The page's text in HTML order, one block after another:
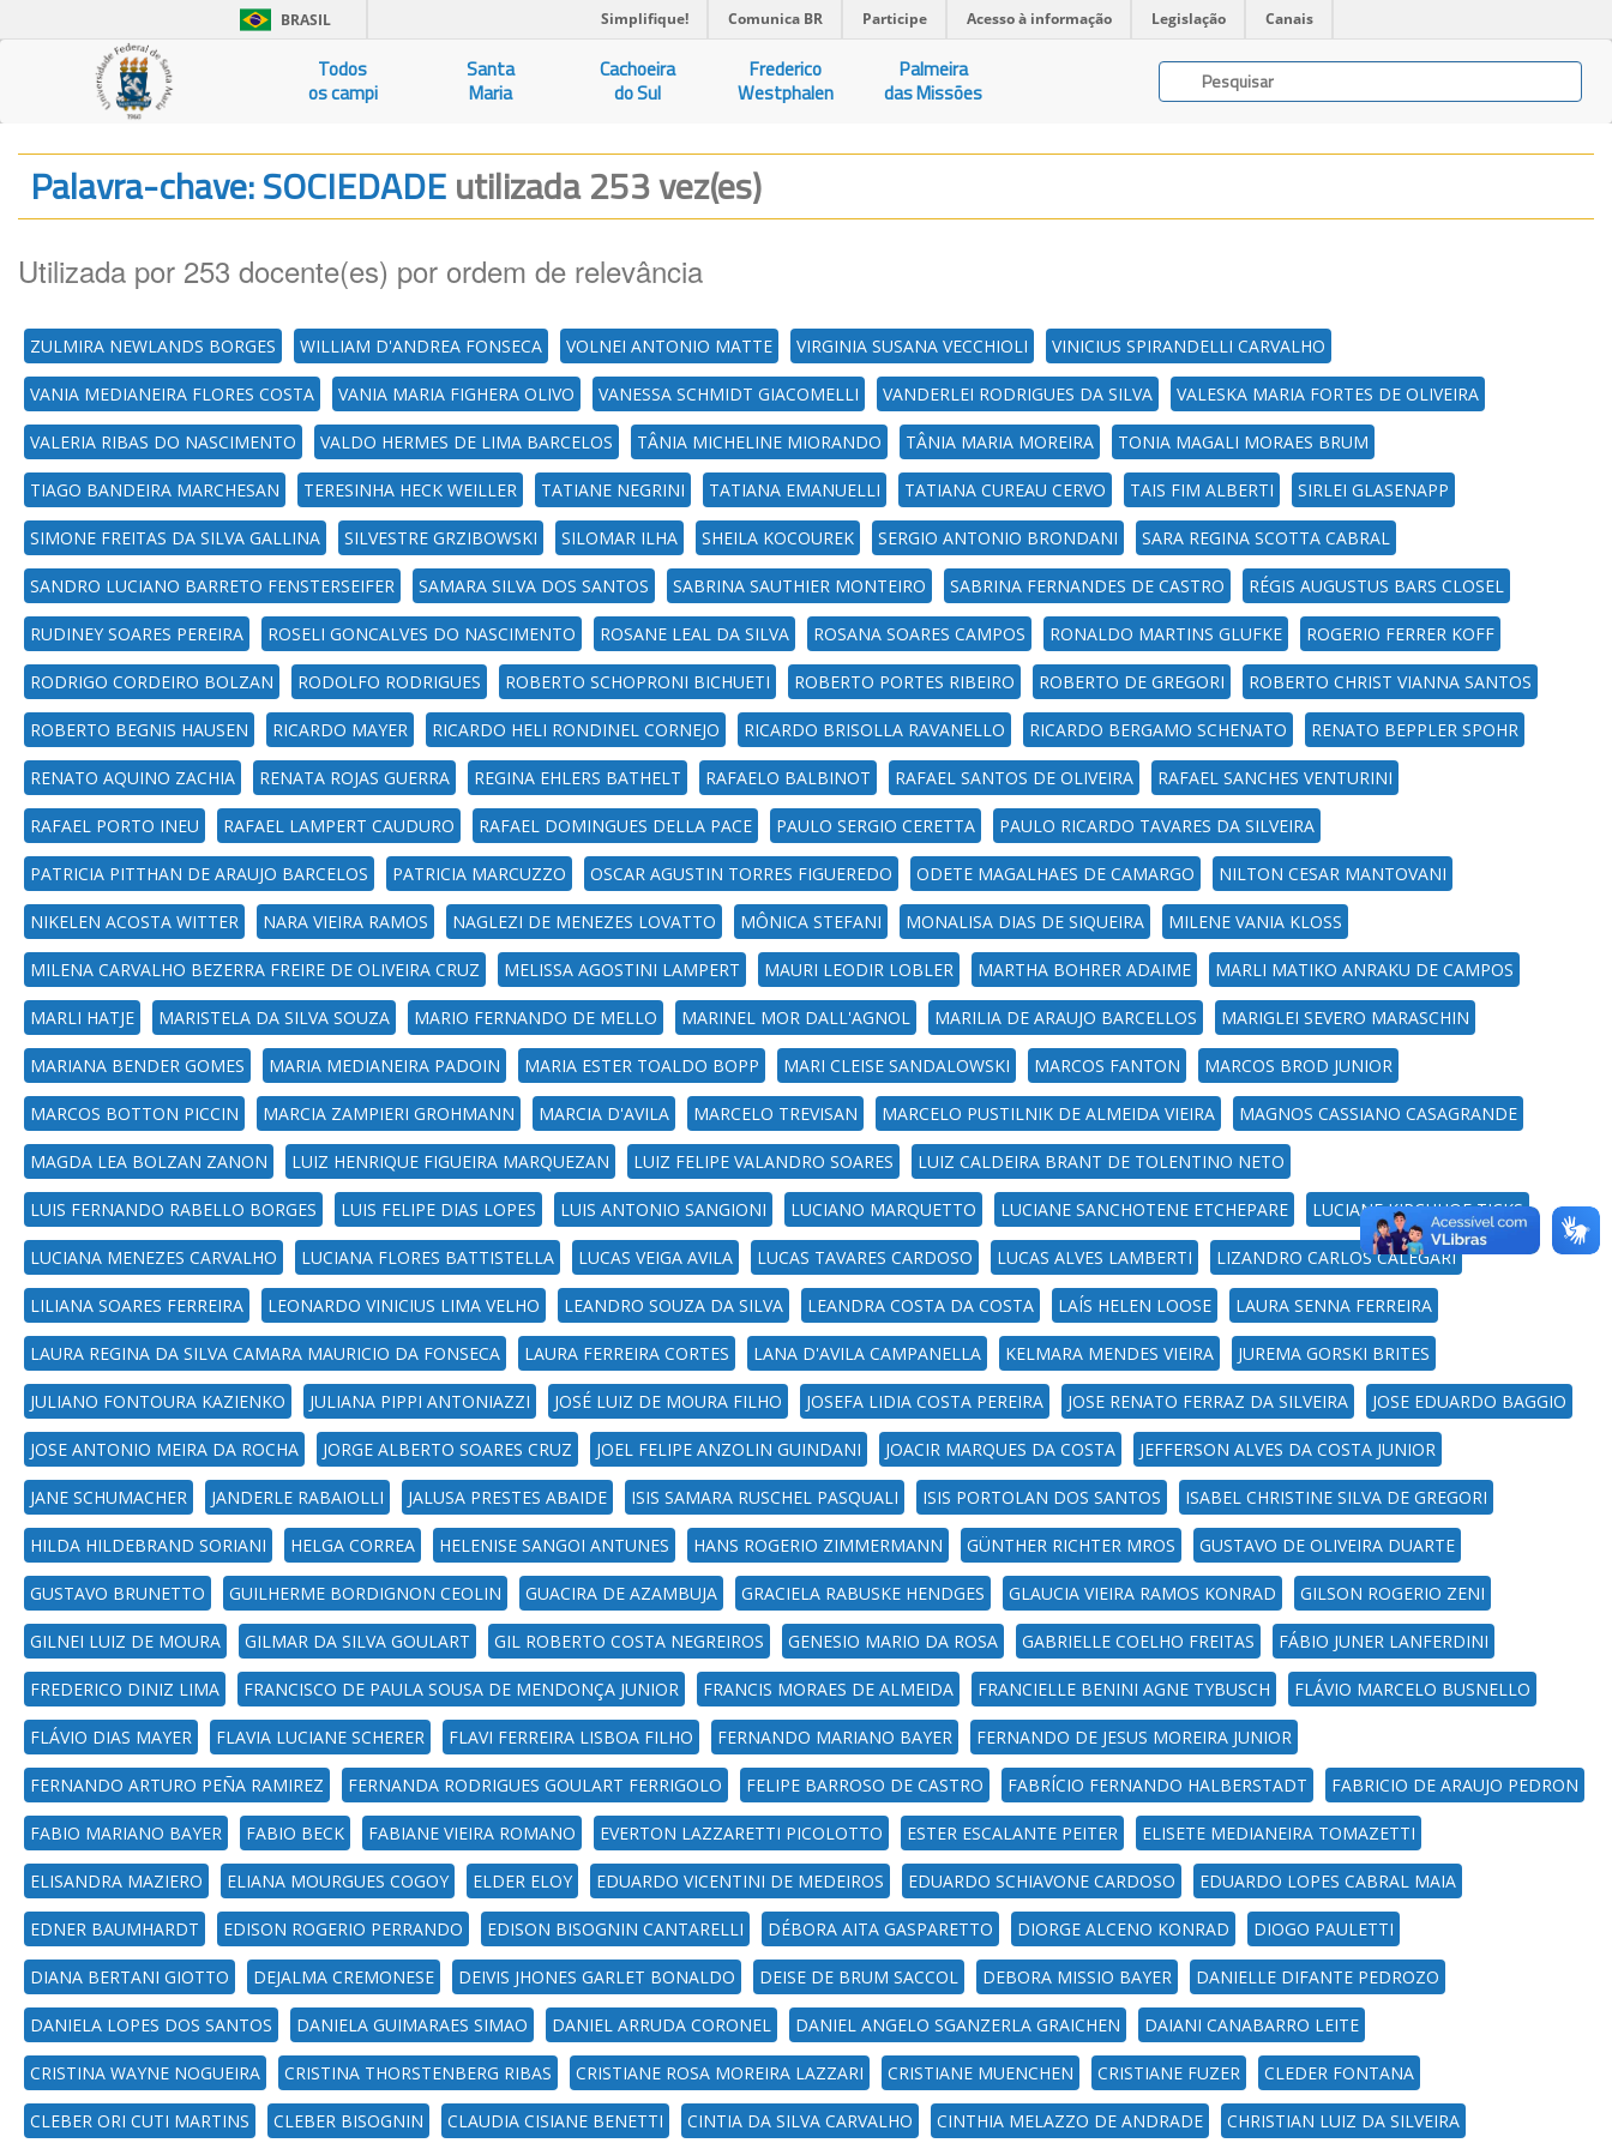
BRASIL Simplifique! Comunica BR Participe Acesso à informação Legislação Canais
Todos
os campi
Santa
Maria
Cachoeira
do Sul
Frederico
Westphalen
Palmeira
das Missões
Palavra-chave: SOCIEDADEutilizada 253 vez(es)
Utilizada por 253 docente(es) por ordem de relevância
ZULMIRA NEWLANDS BORGES WILLIAM D'ANDREA FONSECA VOLNEI ANTONIO MATTE VIRGINIA SUSANA VECCHIOLI VINICIUS SPIRANDELLI CARVALHO
VANIA MEDIANEIRA FLORES COSTA VANIA MARIA FIGHERA OLIVO VANESSA SCHMIDT GIACOMELLI VANDERLEI RODRIGUES DA SILVA VALESKA MARIA FORTES DE OLIVEIRA
VALERIA RIBAS DO NASCIMENTO VALDO HERMES DE LIMA BARCELOS TÂNIA MICHELINE MIORANDO TÂNIA MARIA MOREIRA TONIA MAGALI MORAES BRUM
TIAGO BANDEIRA MARCHESAN TERESINHA HECK WEILLER TATIANE NEGRINI TATIANA EMANUELLI TATIANA CUREAU CERVO TAIS FIM ALBERTI SIRLEI GLASENAPP
SIMONE FREITAS DA SILVA GALLINA SILVESTRE GRZIBOWSKI SILOMAR ILHA SHEILA KOCOUREK SERGIO ANTONIO BRONDANI SARA REGINA SCOTTA CABRAL
SANDRO LUCIANO BARRETO FENSTERSEIFER SAMARA SILVA DOS SANTOS SABRINA SAUTHIER MONTEIRO SABRINA FERNANDES DE CASTRO RÉGIS AUGUSTUS BARS CLOSEL
RUDINEY SOARES PEREIRA ROSELI GONCALVES DO NASCIMENTO ROSANE LEAL DA SILVA ROSANA SOARES CAMPOS RONALDO MARTINS GLUFKE ROGERIO FERRER KOFF
RODRIGO CORDEIRO BOLZAN RODOLFO RODRIGUES ROBERTO SCHOPRONI BICHUETI ROBERTO PORTES RIBEIRO ROBERTO DE GREGORI ROBERTO CHRIST VIANNA SANTOS
ROBERTO BEGNIS HAUSEN RICARDO MAYER RICARDO HELI RONDINEL CORNEJO RICARDO BRISOLLA RAVANELLO RICARDO BERGAMO SCHENATO RENATO BEPPLER SPOHR
RENATO AQUINO ZACHIA RENATA ROJAS GUERRA REGINA EHLERS BATHELT RAFAELO BALBINOT RAFAEL SANTOS DE OLIVEIRA RAFAEL SANCHES VENTURINI
RAFAEL PORTO INEU RAFAEL LAMPERT CAUDURO RAFAEL DOMINGUES DELLA PACE PAULO SERGIO CERETTA PAULO RICARDO TAVARES DA SILVEIRA
PATRICIA PITTHAN DE ARAUJO BARCELOS PATRICIA MARCUZZO OSCAR AGUSTIN TORRES FIGUEREDO ODETE MAGALHAES DE CAMARGO NILTON CESAR MANTOVANI
NIKELEN ACOSTA WITTER NARA VIEIRA RAMOS NAGLEZI DE MENEZES LOVATTO MÔNICA STEFANI MONALISA DIAS DE SIQUEIRA MILENE VANIA KLOSS
MILENA CARVALHO BEZERRA FREIRE DE OLIVEIRA CRUZ MELISSA AGOSTINI LAMPERT MAURI LEODIR LOBLER MARTHA BOHRER ADAIME MARLI MATIKO ANRAKU DE CAMPOS
MARLI HATJE MARISTELA DA SILVA SOUZA MARIO FERNANDO DE MELLO MARINEL MOR DALL'AGNOL MARILIA DE ARAUJO BARCELLOS MARIGLEI SEVERO MARASCHIN
MARIANA BENDER GOMES MARIA MEDIANEIRA PADOIN MARIA ESTER TOALDO BOPP MARI CLEISE SANDALOWSKI MARCOS FANTON MARCOS BROD JUNIOR
MARCOS BOTTON PICCIN MARCIA ZAMPIERI GROHMANN MARCIA D'AVILA MARCELO TREVISAN MARCELO PUSTILNIK DE ALMEIDA VIEIRA MAGNOS CASSIANO CASAGRANDE
MAGDA LEA BOLZAN ZANON LUIZ HENRIQUE FIGUEIRA MARQUEZAN LUIZ FELIPE VALANDRO SOARES LUIZ CALDEIRA BRANT DE TOLENTINO NETO
LUIS FERNANDO RABELLO BORGES LUIS FELIPE DIAS LOPES LUIS ANTONIO SANGIONI LUCIANO MARQUETTO LUCIANE SANCHOTENE ETCHEPARE LUCIANE KIRCHHOF TICKS
LUCIANA MENEZES CARVALHO LUCIANA FLORES BATTISTELLA LUCAS VEIGA AVILA LUCAS TAVARES CARDOSO LUCAS ALVES LAMBERTI LIZANDRO CARLOS CALEGARI
LILIANA SOARES FERREIRA LEONARDO VINICIUS LIMA VELHO LEANDRO SOUZA DA SILVA LEANDRA COSTA DA COSTA LAÍS HELEN LOOSE LAURA SENNA FERREIRA
LAURA REGINA DA SILVA CAMARA MAURICIO DA FONSECA LAURA FERREIRA CORTES LANA D'AVILA CAMPANELLA KELMARA MENDES VIEIRA JUREMA GORSKI BRITES
JULIANO FONTOURA KAZIENKO JULIANA PIPPI ANTONIAZZI JOSÉ LUIZ DE MOURA FILHO JOSEFA LIDIA COSTA PEREIRA JOSE RENATO FERRAZ DA SILVEIRA JOSE EDUARDO BAGGIO
JOSE ANTONIO MEIRA DA ROCHA JORGE ALBERTO SOARES CRUZ JOEL FELIPE ANZOLIN GUINDANI JOACIR MARQUES DA COSTA JEFFERSON ALVES DA COSTA JUNIOR
JANE SCHUMACHER JANDERLE RABAIOLLI JALUSA PRESTES ABAIDE ISIS SAMARA RUSCHEL PASQUALI ISIS PORTOLAN DOS SANTOS ISABEL CHRISTINE SILVA DE GREGORI
HILDA HILDEBRAND SORIANI HELGA CORREA HELENISE SANGOI ANTUNES HANS ROGERIO ZIMMERMANN GÜNTHER RICHTER MROS GUSTAVO DE OLIVEIRA DUARTE
GUSTAVO BRUNETTO GUILHERME BORDIGNON CEOLIN GUACIRA DE AZAMBUJA GRACIELA RABUSKE HENDGES GLAUCIA VIEIRA RAMOS KONRAD GILSON ROGERIO ZENI
GILNEI LUIZ DE MOURA GILMAR DA SILVA GOULART GIL ROBERTO COSTA NEGREIROS GENESIO MARIO DA ROSA GABRIELLE COELHO FREITAS FÁBIO JUNER LANFERDINI
FREDERICO DINIZ LIMA FRANCISCO DE PAULA SOUSA DE MENDONÇA JUNIOR FRANCIS MORAES DE ALMEIDA FRANCIELLE BENINI AGNE TYBUSCH FLÁVIO MARCELO BUSNELLO
FLÁVIO DIAS MAYER FLAVIA LUCIANE SCHERER FLAVI FERREIRA LISBOA FILHO FERNANDO MARIANO BAYER FERNANDO DE JESUS MOREIRA JUNIOR
FERNANDO ARTURO PEÑA RAMIREZ FERNANDA RODRIGUES GOULART FERRIGOLO FELIPE BARROSO DE CASTRO FABRÍCIO FERNANDO HALBERSTADT FABRICIO DE ARAUJO PEDRON
FABIO MARIANO BAYER FABIO BECK FABIANE VIEIRA ROMANO EVERTON LAZZARETTI PICOLOTTO ESTER ESCALANTE PEITER ELISETE MEDIANEIRA TOMAZETTI
ELISANDRA MAZIERO ELIANA MOURGUES COGOY ELDER ELOY EDUARDO VICENTINI DE MEDEIROS EDUARDO SCHIAVONE CARDOSO EDUARDO LOPES CABRAL MAIA
EDNER BAUMHARDT EDISON ROGERIO PERRANDO EDISON BISOGNIN CANTARELLI DÉBORA AITA GASPARETTO DIORGE ALCENO KONRAD DIOGO PAULETTI
DIANA BERTANI GIOTTO DEJALMA CREMONESE DEIVIS JHONES GARLET BONALDO DEISE DE BRUM SACCOL DEBORA MISSIO BAYER DANIELLE DIFANTE PEDROZO
DANIELA LOPES DOS SANTOS DANIELA GUIMARAES SIMAO DANIEL ARRUDA CORONEL DANIEL ANGELO SGANZERLA GRAICHEN DAIANI CANABARRO LEITE
CRISTINA WAYNE NOGUEIRA CRISTINA THORSTENBERG RIBAS CRISTIANE ROSA MOREIRA LAZZARI CRISTIANE MUENCHEN CRISTIANE FUZER CLEDER FONTANA
CLEBER ORI CUTI MARTINS CLEBER BISOGNIN CLAUDIA CISIANE BENETTI CINTIA DA SILVA CARVALHO CINTHIA MELAZZO DE ANDRADE CHRISTIAN LUIZ DA SILVEIRA